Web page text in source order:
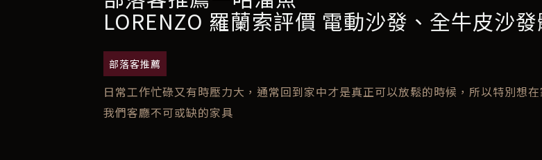
LORENZO 羅蘭索評價 電動沙發、全牛皮沙
部落客推薦
日常工作忙碌又有時壓力大，通常回到家中才是真正可以放鬆的時候，所以特別想
我們客廳不可或缺的家具